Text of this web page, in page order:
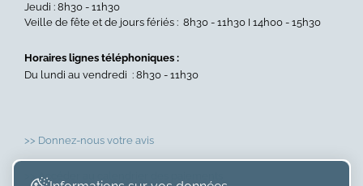
Jeudi : 8h30 - 11h30
Veille de fête et de jours fériés : 8h30 - 11h30 I 14h00 - 15h30
Horaires lignes téléphoniques :
Du lundi au vendredi : 8h30 - 11h30
>> Donnez-nous votre avis
>> Accéder au calendrier des paiements